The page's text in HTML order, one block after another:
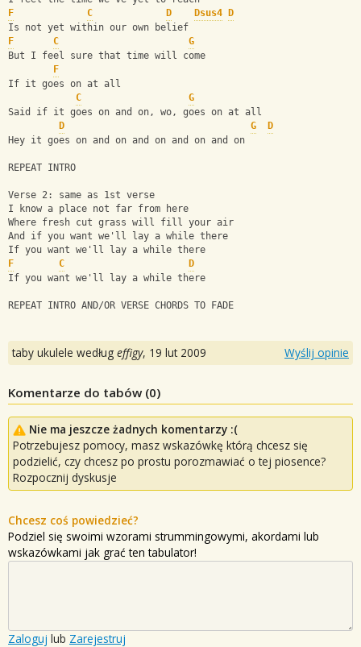
F
C D Dsus4
D
Is not yet within our own belief
F
C
G
But I feel sure that time will come
F
If it goes on at all
C
G
Said if it goes on and on, wo, goes on at all
D
G
D
Hey it goes on and on and on and on and on
REPEAT INTRO
Verse 2: same as 1st verse
I know a place not far from here
Where fresh cut grass will fill your air
And if you want we'll lay a while there
If you want we'll lay a while there
F
C
D
If you want we'll lay a while there
REPEAT INTRO AND/OR VERSE CHORDS TO FADE
taby ukulele według effigy, 19 lut 2009 Wyślij opinie
Komentarze do tabów (0)
Nie ma jeszcze żadnych komentarzy :(
Potrzebujesz pomocy, masz wskazówkę którą chcesz się
podzielić, czy chcesz po prostu porozmawiać o tej piosence?
Rozpocznij dyskusje
Chcesz coś powiedzieć?
Podziel się swoimi wzorami strummingowymi, akordami lub
wskazówkami jak grać ten tabulator!
Zaloguj lub Zarejestruj